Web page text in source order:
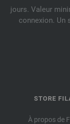
jours. Valeur
connexion. Un
STORE
À propos de